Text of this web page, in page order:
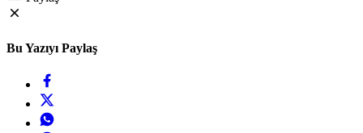
Bu Yazıyı Paylaş